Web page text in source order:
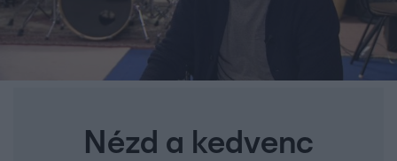
Nézd a kedvenc